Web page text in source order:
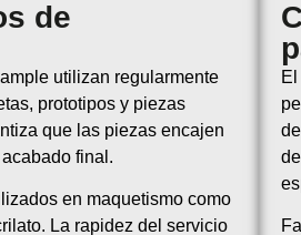
de
utilizan regularmente
prototipos y piezas
que las piezas encajen
final.
en maquetismo como
La rapidez del servicio